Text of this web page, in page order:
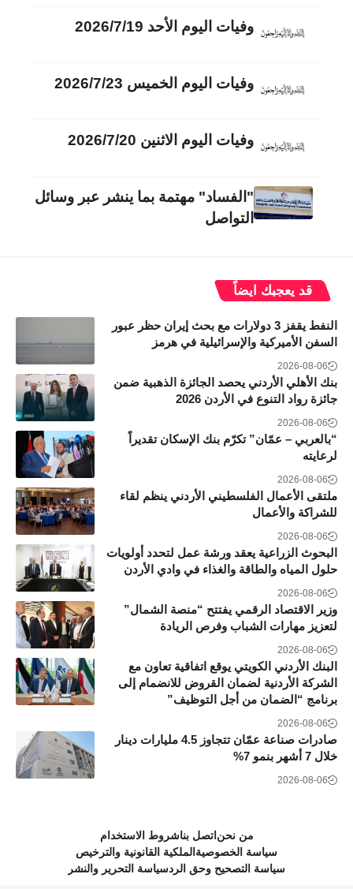
وفيات اليوم الأحد 2026/7/19
وفيات اليوم الخميس 2026/7/23
وفيات اليوم الاثنين 2026/7/20
"الفساد" مهتمة بما ينشر عبر وسائل
التواصل
قد يعجبك ايضاً
النفط يقفز 3 دولارات مع بحث إيران حظر عبور
السفن الأميركية والإسرائيلية في هرمز
2026-08-06
بنك الأهلي الأردني يحصد الجائزة الذهبية ضمن
جائزة رواد التنوع في الأردن 2026
2026-08-06
“بالعربي – عمّان” تكرّم بنك الإسكان تقديراً
لرعايته
2026-08-06
ملتقى الأعمال الفلسطيني الأردني ينظم لقاء
للشراكة والأعمال
2026-08-06
البحوث الزراعية يعقد ورشة عمل لتحدد أولويات
حلول المياه والطاقة والغذاء في وادي الأردن
2026-08-06
وزير الاقتصاد الرقمي يفتتح “منصة الشمال”
لتعزيز مهارات الشباب وفرص الريادة
2026-08-06
البنك الأردني الكويتي يوقع اتفاقية تعاون مع
الشركة الأردنية لضمان القروض للانضمام إلى
برنامج “الضمان من أجل التوظيف”
2026-08-06
صادرات صناعة عمّان تتجاوز 4.5 مليارات دينار
خلال 7 أشهر بنمو 7%
2026-08-06
من نحن اتصل بناشروط الاستخدام
سياسة الخصوصية الملكية القانونية والترخيص
سياسة التصحيح وحق الردسياسة التحرير والنشر